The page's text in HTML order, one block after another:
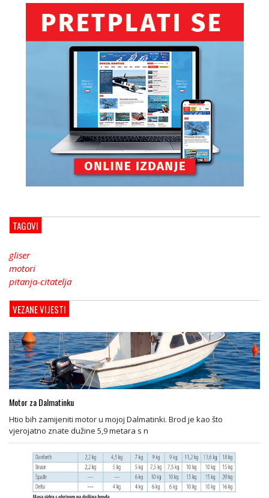
TAGOVI
gliser
motori
pitanja-citatelja
VEZANE VIJESTI
Motor za Dalmatinku
Htio bih zamijeniti motor u mojoj Dalmatinki. Brod je kao što
vjerojatno znate dužine 5,9 metara s n